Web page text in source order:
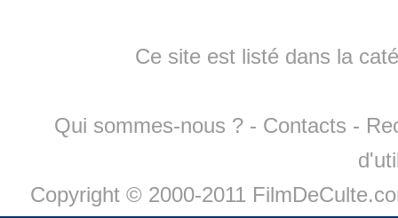
Ce site est listé dans la
Qui sommes-nous ? - Contacts -
Copyright © 2000-2011